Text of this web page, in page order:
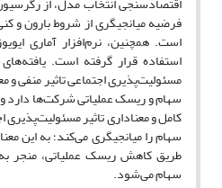
فرضیه میانجیگری از شروط بارون و
است. همچنین، نرم‌افزار آماری
استفاده قرار گرفته است.
مسئولیت‌پذیری اجتماعی تاثیر منفی و
سهام و ریسک عملیاتی شرکت‌ها دارد
کامل و معناداری تاثیر
سهام را میانجیگری می‌کند؛ به این
طریق کاهش ریسک عملیاتی، منجر
سهام می‌شود.